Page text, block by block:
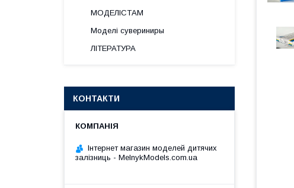
МОДЕЛІСТАМ
Моделі сувериниры
ЛІТЕРАТУРА
КОНТАКТИ
Інтернет магазин моделей дитячих
залізниць - MelnykModels.com.ua